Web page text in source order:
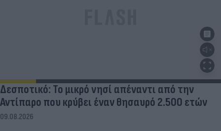
Δεσποτικό: Το μικρό νησί απέναντι από την
Αντίπαρο που κρύβει έναν θησαυρό 2.500 ετών
09.08.2026